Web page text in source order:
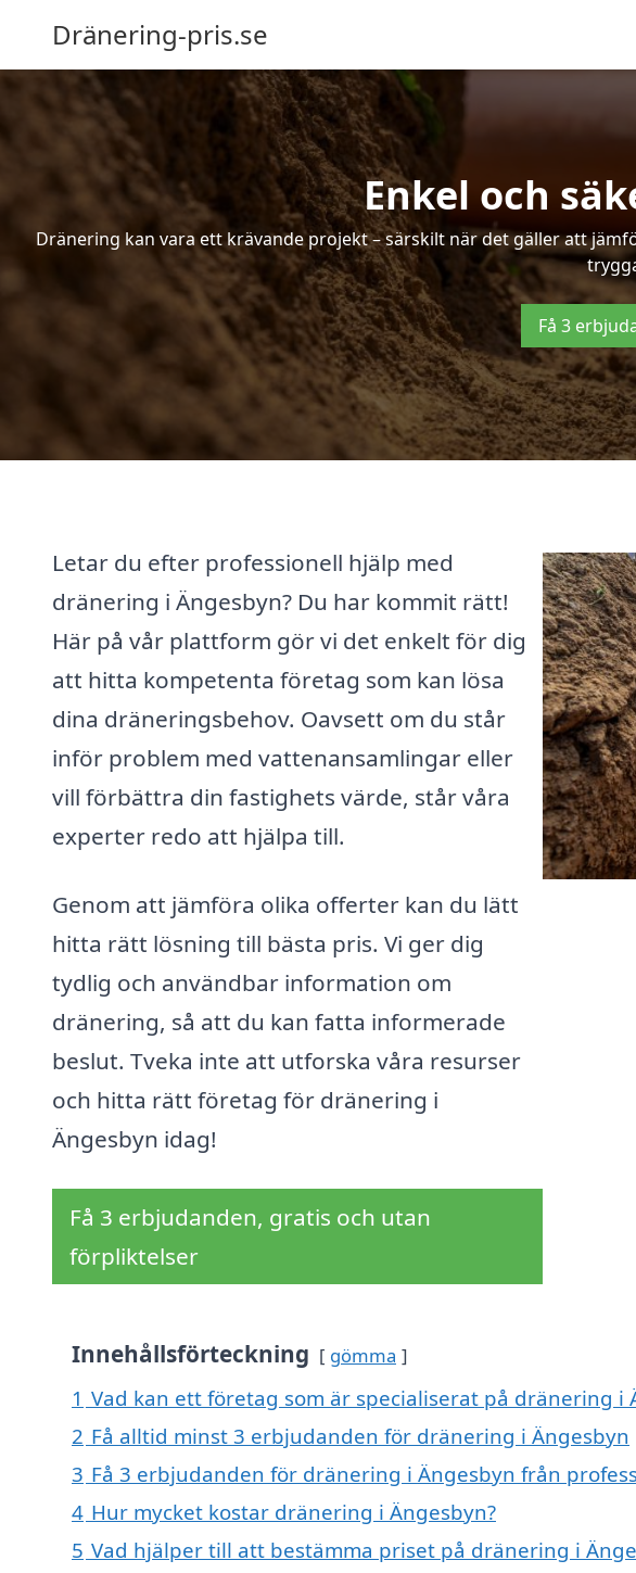
Dränering-pris.se
Enkel och
Dränering kan vara ett krävande projekt – särskilt när det gäller att
Få 3
Letar du efter professionell hjälp med
dränering i Ängesbyn? Du har kommit rätt!
Här på vår plattform gör vi det enkelt för dig
att hitta kompetenta företag som kan lösa
dina dräneringsbehov. Oavsett om du står
inför problem med vattenansamlingar eller
vill förbättra din fastighets värde, står våra
experter redo att hjälpa till.
Genom att jämföra olika offerter kan du lätt
hitta rätt lösning till bästa pris. Vi ger dig
tydlig och användbar information om
dränering, så att du kan fatta informerade
beslut. Tveka inte att utforska våra resurser
och hitta rätt företag för dränering i
Ängesbyn idag!
Få 3 erbjudanden, gratis och utan
förpliktelser
Innehållsförteckning gömma
1 Vad kan ett företag som är specialiserat på dränering i
2 Få alltid minst 3 erbjudanden för dränering i Ängesbyn
3 Få 3 erbjudanden för dränering i Ängesbyn från
4 Hur mycket kostar dränering i Ängesbyn?
5 Vad hjälper till att bestämma priset på dränering i